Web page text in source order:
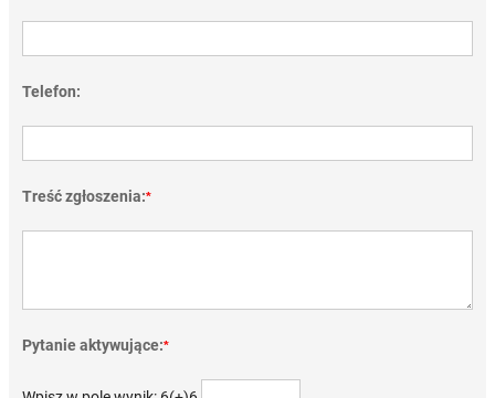
Telefon:
Treść zgłoszenia:*
Pytanie aktywujące:*